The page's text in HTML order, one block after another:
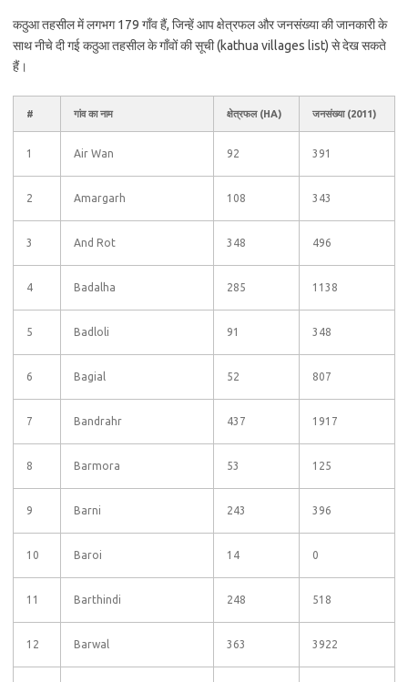
कठुआ तहसील में लगभग 179 गाँव हैं, जिन्हें आप क्षेत्रफल और जनसंख्या की जानकारी के
साथ नीचे दी गई कठुआ तहसील के गाँवों की सूची (kathua villages list) से देख सकते
हैं।
# गांव का नाम क्षेत्रफल (HA) जनसंख्या (2011)
1 Air Wan 92 391
2 Amargarh 108 343
3 And Rot 348 496
4 Badalha 285 1138
5 Badloli 91 348
6 Bagial 52 807
7 Bandrahr 437 1917
8 Barmora 53 125
9 Barni 243 396
10 Baroi 14 0
11 Barthindi 248 518
12 Barwal 363 3922